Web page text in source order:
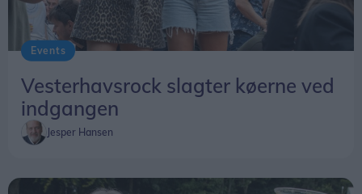
Events
Vesterhavsrock slagter køerne ved
indgangen
Jesper Hansen